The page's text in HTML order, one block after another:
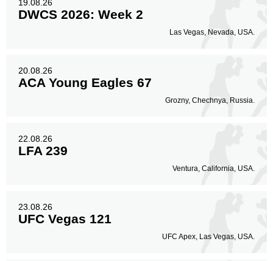
19.08.26
DWCS 2026: Week 2
Las Vegas, Nevada, USA.
20.08.26
ACA Young Eagles 67
Grozny, Chechnya, Russia.
22.08.26
LFA 239
Ventura, California, USA.
23.08.26
UFC Vegas 121
UFC Apex, Las Vegas, USA.